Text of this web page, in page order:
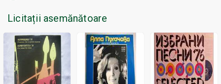
Licitații asemănătoare